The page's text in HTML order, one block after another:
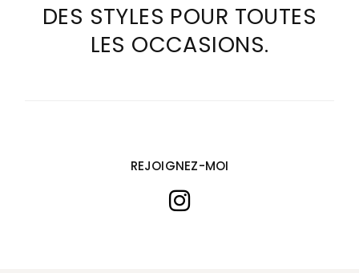
DES STYLES POUR TOUTES
LES OCCASIONS.
REJOIGNEZ-MOI